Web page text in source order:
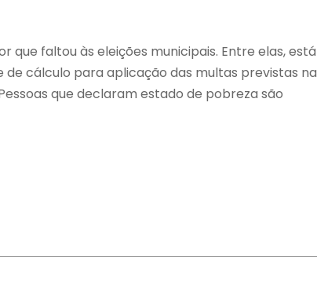
que faltou às eleições municipais. Entre elas, está
cálculo para aplicação das multas previstas na
que declaram estado de pobreza são